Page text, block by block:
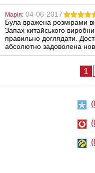
Вибратор Baile
Waves Of
Pleasure Fantasy
Vibe Green
Марія: 04-06-2017
Була вражена розмірами
Запах китайського
правильно доглядати.
абсолютно задоволена
1